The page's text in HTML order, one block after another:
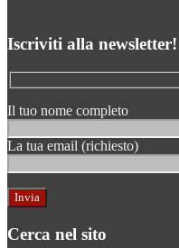
Iscriviti alla newsletter!
Il tuo nome completo
La tua email (richiesto)
Cerca nel sito